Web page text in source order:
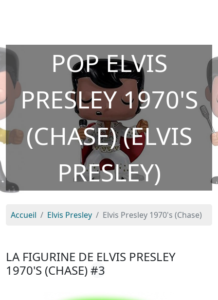
POP ELVIS
PRESLEY 1970'S
(CHASE) (ELVIS
PRESLEY)
Accueil Elvis Presley Elvis Presley 1970's (Chase)
LA FIGURINE DE ELVIS PRESLEY
1970'S (CHASE)#3